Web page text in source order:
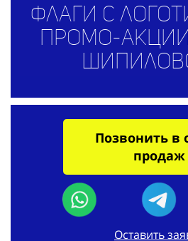
Флаги с
промо-
Позвонить в
продаж
Оставить